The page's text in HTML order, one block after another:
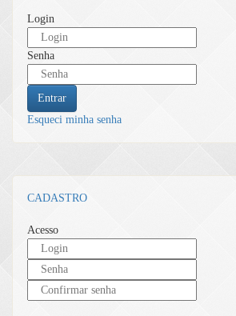
Login
Senha
Entrar
Esqueci minha senha
CADASTRO
Acesso